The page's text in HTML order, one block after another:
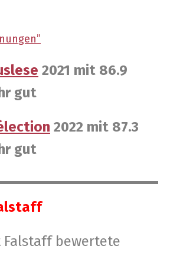
2021 mit 86.9
gut
2022 mit 87.3
gut
bewer­te­te